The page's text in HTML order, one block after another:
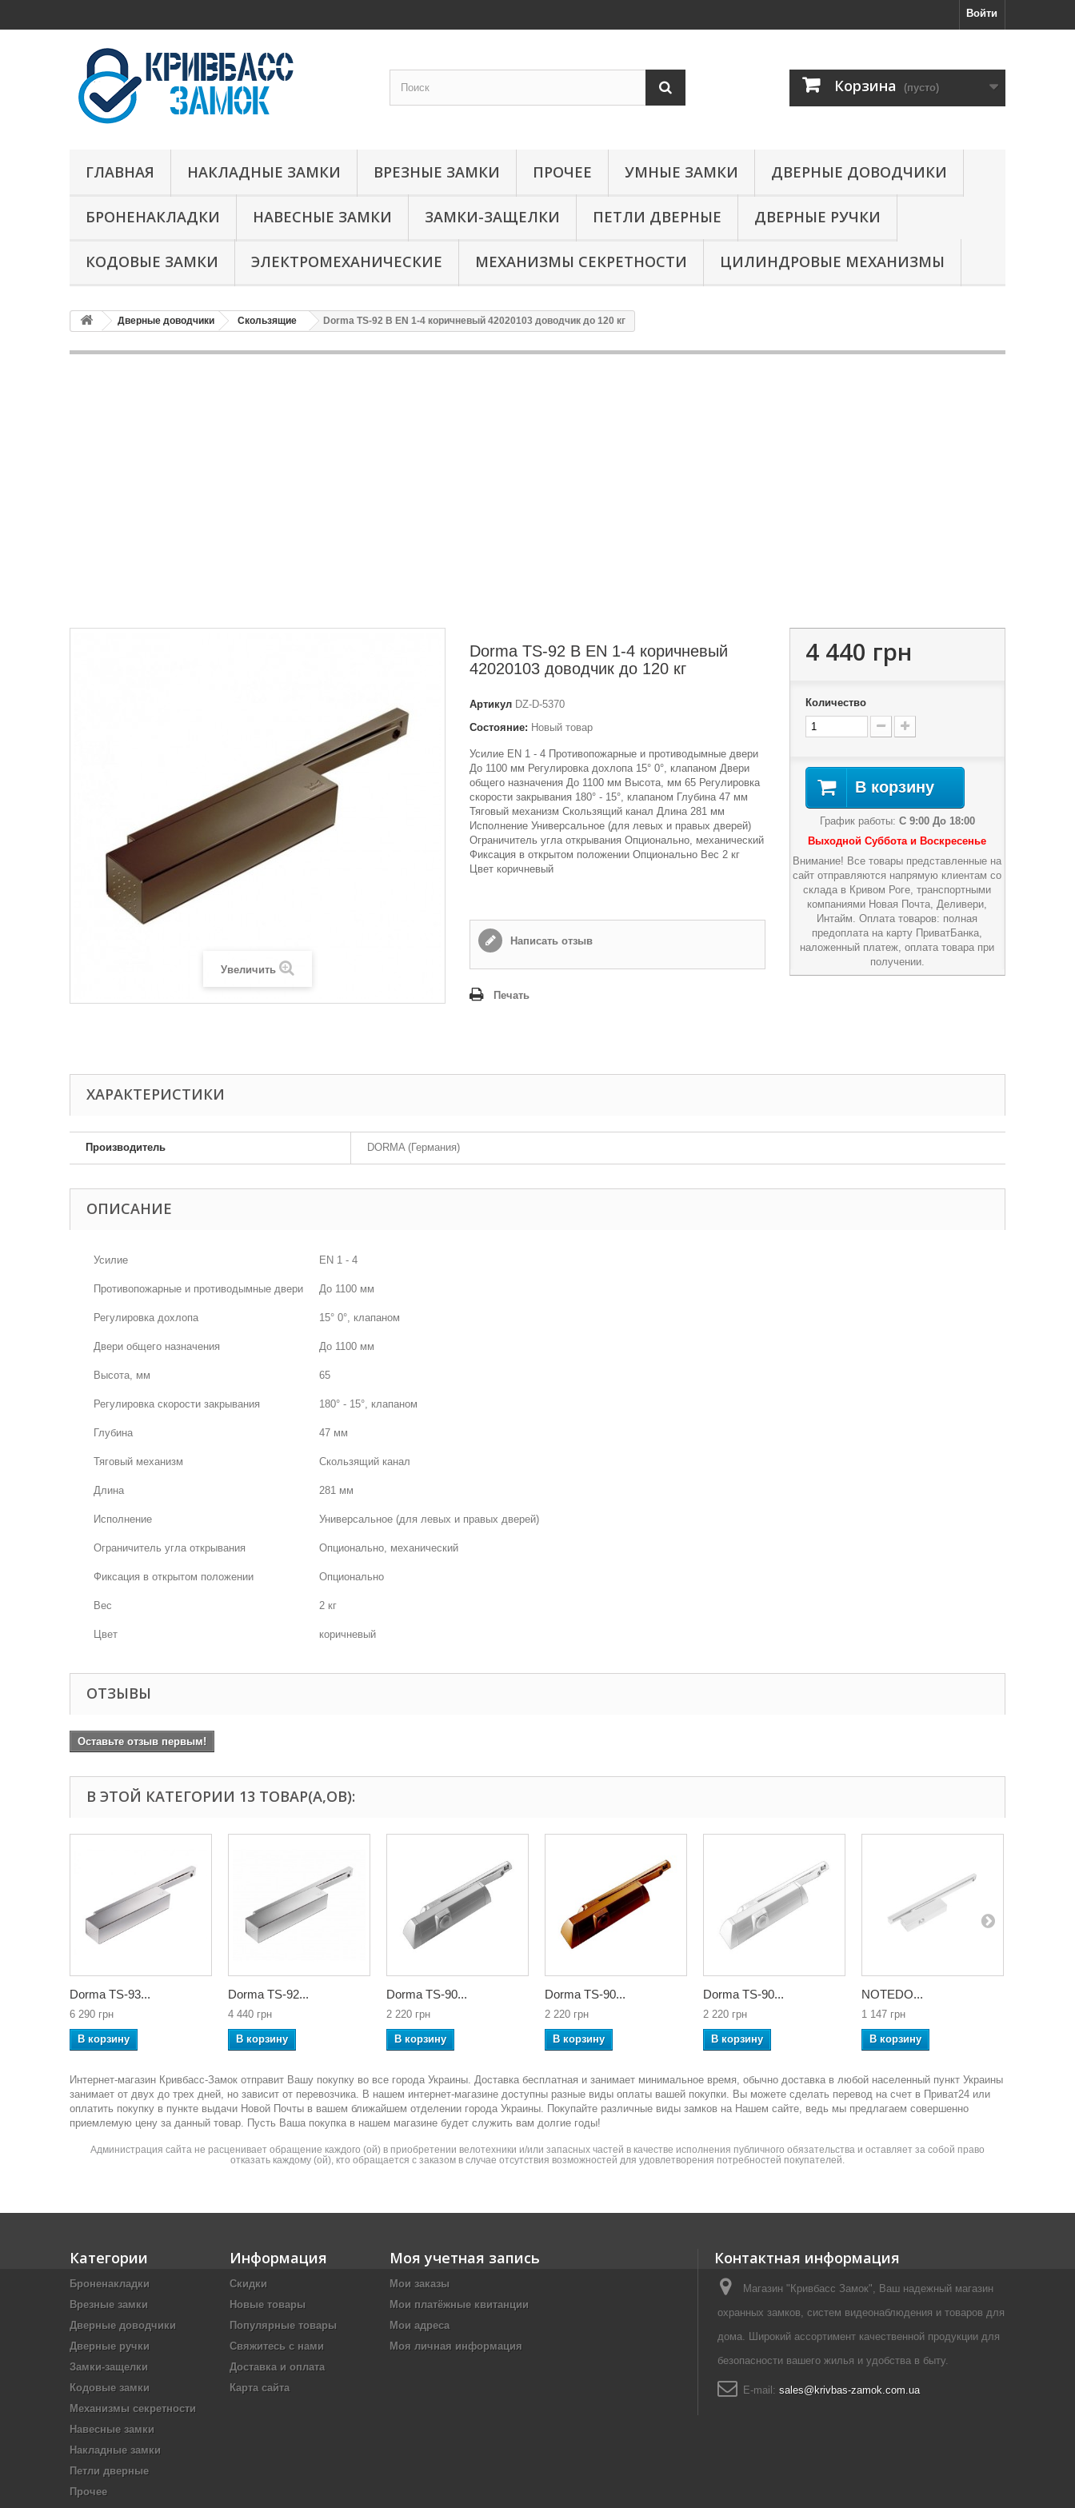
Войти
Корзина (пусто)
ГЛАВНАЯ НАКЛАДНЫЕ ЗАМКИ ВРЕЗНЫЕ ЗАМКИ ПРОЧЕЕ УМНЫЕ ЗАМКИ ДВЕРНЫЕ ДОВОДЧИКИ
БРОНЕНАКЛАДКИ НАВЕСНЫЕ ЗАМКИ ЗАМКИ-ЗАЩЕЛКИ ПЕТЛИ ДВЕРНЫЕ ДВЕРНЫЕ РУЧКИ
КОДОВЫЕ ЗАМКИ ЭЛЕКТРОМЕХАНИЧЕСКИЕ МЕХАНИЗМЫ СЕКРЕТНОСТИ ЦИЛИНДРОВЫЕ МЕХАНИЗМЫ
Дверные доводчики Скользящие Dorma TS-92 B EN 1-4 коричневый 42020103 доводчик до 120 кг
Увеличить
Dorma TS-92 B EN 1-4 коричневый
42020103 доводчик до 120 кг
Артикул DZ-D-5370
Состояние: Новый товар
Усилие EN 1 - 4 Противопожарные и противодымные двери
До 1100 мм Регулировка дохлопа 15° 0°, клапаном Двери
общего назначения До 1100 мм Высота, мм 65 Регулировка
скорости закрывания 180° - 15°, клапаном Глубина 47 мм
Тяговый механизм Скользящий канал Длина 281 мм
Исполнение Универсальное (для левых и правых дверей)
Ограничитель угла открывания Опционально, механический
Фиксация в открытом положении Опционально Вес 2 кг
Цвет коричневый
Написать отзыв
Печать
4 440 грн
Количество
В корзину
График работы: С 9:00 До 18:00
Выходной Суббота и Воскресенье
Внимание! Все товары представленные на
сайт отправляются напрямую клиентам со
склада в Кривом Роге, транспортными
компаниями Новая Почта, Деливери,
Интайм. Оплата товаров: полная
предоплата на карту ПриватБанка,
наложенный платеж, оплата товара при
получении.
ХАРАКТЕРИСТИКИ
Производитель DORMA (Германия)
ОПИСАНИЕ
Усилие EN 1 - 4
Противопожарные и противодымные двери До 1100 мм
Регулировка дохлопа 15° 0°, клапаном
Двери общего назначения До 1100 мм
Высота, мм 65
Регулировка скорости закрывания 180° - 15°, клапаном
Глубина 47 мм
Тяговый механизм Скользящий канал
Длина 281 мм
Исполнение Универсальное (для левых и правых дверей)
Ограничитель угла открывания Опционально, механический
Фиксация в открытом положении Опционально
Вес 2 кг
Цвет коричневый
ОТЗЫВЫ
Оставьте отзыв первым!
В ЭТОЙ КАТЕГОРИИ 13 ТОВАР(А,ОВ):
Dorma TS-93...
6 290 грн
В корзину
Dorma TS-92...
4 440 грн
В корзину
Dorma TS-90...
2 220 грн
В корзину
Dorma TS-90...
2 220 грн
В корзину
Dorma TS-90...
2 220 грн
В корзину
NOTEDO...
1 147 грн
В корзину
Интернет-магазин Кривбасс-Замок отправит Вашу покупку во все города Украины. Доставка бесплатная и занимает минимальное время, обычно доставка в любой населенный пункт Украины
занимает от двух до трех дней, но зависит от перевозчика. В нашем интернет-магазине доступны разные виды оплаты вашей покупки. Вы можете сделать перевод на счет в Приват24 или
оплатить покупку в пункте выдачи Новой Почты в вашем ближайшем отделении города Украины. Покупайте различные виды замков на Нашем сайте, ведь мы предлагаем совершенно
приемлемую цену за данный товар. Пусть Ваша покупка в нашем магазине будет служить вам долгие годы!
Администрация сайта не расценивает обращение каждого (ой) в приобретении велотехники и/или запасных частей в качестве исполнения публичного обязательства и оставляет за собой право
отказать каждому (ой), кто обращается с заказом в случае отсутствия возможностей для удовлетворения потребностей покупателей.
Категории
Броненакладки
Врезные замки
Дверные доводчики
Дверные ручки
Замки-защелки
Кодовые замки
Механизмы секретности
Навесные замки
Накладные замки
Петли дверные
Прочее
Информация
Скидки
Новые товары
Популярные товары
Свяжитесь с нами
Доставка и оплата
Карта сайта
Моя учетная запись
Мои заказы
Мои платёжные квитанции
Мои адреса
Моя личная информация
Контактная информация
Магазин "Кривбасс Замок", Ваш надежный магазин
охранных замков, систем видеонаблюдения и товаров для
дома. Широкий ассортимент качественной продукции для
безопасности вашего жилья и удобства в быту.
E-mail: sales@krivbas-zamok.com.ua